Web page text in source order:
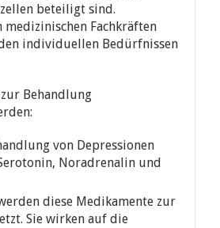
beteiligt sind.
medizinischen Fachkräften
individuellen Bedürfnissen
Behandlung
von Depressionen
Noradrenalin und
diese Medikamente zur
Sie wirken auf die